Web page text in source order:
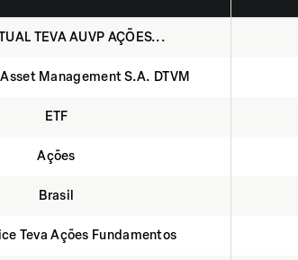
TEVA AUVP AÇÕES...
Management S.A. DTVM
ETF
Ações
Brasil
Teva Ações Fundamentos